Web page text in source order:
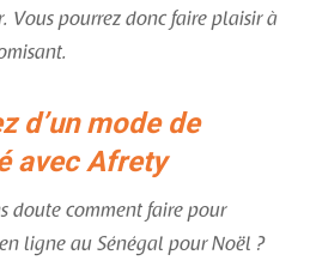
Vous pourrez donc faire plaisir à
d’un mode de
avec Afrety
doute comment faire pour
ligne au Sénégal pour Noël ?